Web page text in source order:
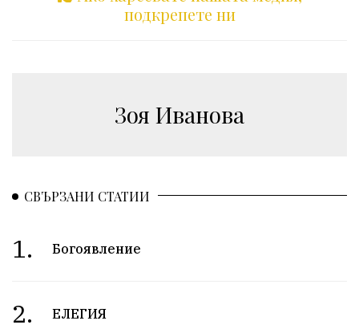
подкрепете ни
Зоя Иванова
СВЪРЗАНИ СТАТИИ
1. Богоявление
2. ЕЛЕГИЯ